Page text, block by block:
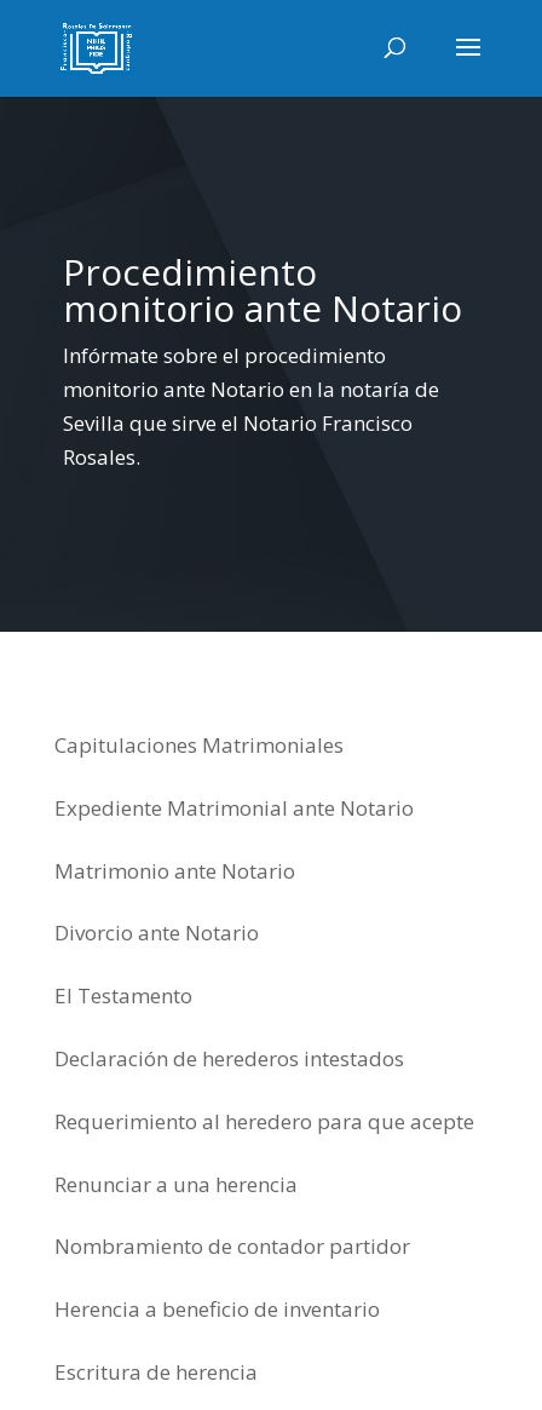
Procedimiento
monitorio ante Notario
Infórmate sobre el procedimiento
monitorio ante Notario en la notaría de
Sevilla que sirve el Notario Francisco
Rosales.
Capitulaciones Matrimoniales
Expediente Matrimonial ante Notario
Matrimonio ante Notario
Divorcio ante Notario
El Testamento
Declaración de herederos intestados
Requerimiento al heredero para que acepte
Renunciar a una herencia
Nombramiento de contador partidor
Herencia a beneficio de inventario
Escritura de herencia